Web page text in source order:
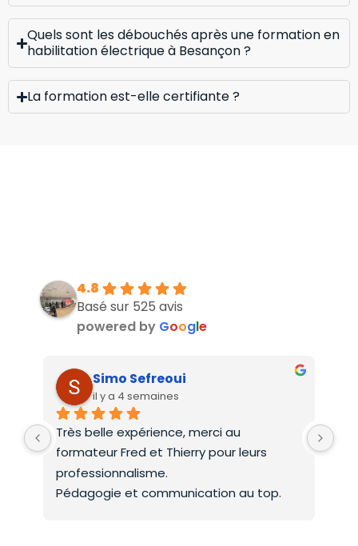
Quels sont les débouchés après une formation en
habilitation électrique à Besançon ?
La formation est-elle certifiante ?
4.8
Basé sur 525 avis
powered by Google
Simo Sefreoui
il y a 4 semaines
Très belle expérience, merci au
formateur Fred et Thierry pour leurs
professionnalisme.
Pédagogie et communication au top.